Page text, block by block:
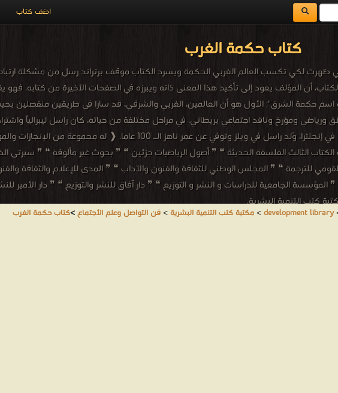
اضف كتاب
كتاب حكمة الغرب
ظهرت لكي تكسب العالم الغربي الحكمة ويسرد الكتاب موقف برتراند رسل من مشكلة ارتباط
أن المؤلف يعود إلى تأكيد هذا المعنى ذاته ويبرزه في الصفحات الأخيرة من كتابه.
اسم حكمة الشرق": الأول هو أن العالمين، الغربي والشرقي، قد سارا في طريقين منفصلين
ومؤرخ وناقد اجتماعي بريطاني. في مراحل مختلفة من حياته، كان راسل ليبرالياً
وعلى الرغم من قضائه معظم حياته في إنجلترا، وُلد راسل في ويلز
للترجمة ❝ ❞ المجلس الوطني للثقافة والفنون والآداب ❝ ❞ المدى للإعلام والثقافة
المؤسسة الجامعية للدراسات و النشر و التوزيع ❝ ❞ دار آفاق للنشر والتوزيع ❝ ❞ دار الأمير
كتب التنمية البشرية.
development library
>مكتبة كتب التنمية البشرية>فن التواصل وعلم الأجتماع>كتاب حكمة الغرب